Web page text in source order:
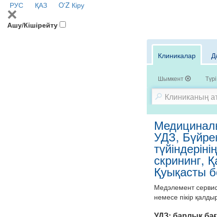
РУС ҚАЗ O'Z Кіру
Ашу/Кішірейту
Клиникалар
Шымкент Түрі
УДЗ,
скрининг,
Қуықасты
Медэлемент
немесе пікір